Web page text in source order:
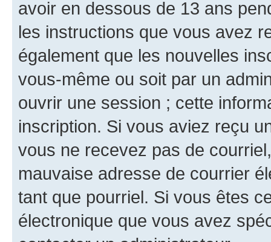
avoir en dessous de 13 ans
les instructions que vous avez
également que les nouvelles
vous-même ou soit par un
ouvrir une session ; cette
inscription. Si vous aviez reçu
vous ne recevez pas de
mauvaise adresse de courrier
tant que pourriel. Si vous êtes
électronique que vous avez